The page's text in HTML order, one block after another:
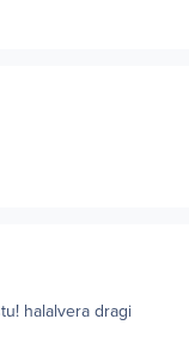
halalvera dragi